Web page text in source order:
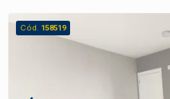
Cód. 158519